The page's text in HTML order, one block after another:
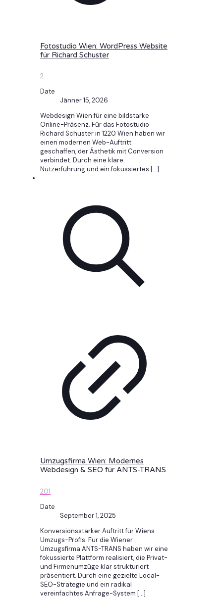
Fotostudio Wien: WordPress Website
für Richard Schuster
2
Date
Jänner 15, 2026
Webdesign Wien für eine bildstarke
Online-Präsenz. Für das Fotostudio
Richard Schuster in 1220 Wien haben wir
einen modernen Web-Auftritt
geschaffen, der Ästhetik mit Conversion
verbindet. Durch eine klare
Nutzerführung und ein fokussiertes […]
Umzugsfirma Wien: Modernes
Webdesign & SEO für ANTS-TRANS
201
Date
September 1, 2025
Konversionsstarker Auftritt für Wiens
Umzugs-Profis. Für die Wiener
Umzugsfirma ANTS-TRANS haben wir eine
fokussierte Plattform realisiert, die Privat-
und Firmenumzüge klar strukturiert
präsentiert. Durch eine gezielte Local-
SEO-Strategie und ein radikal
vereinfachtes Anfrage-System […]